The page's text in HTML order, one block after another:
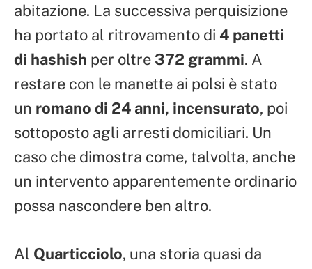
abitazione. La successiva perquisizione
ha portato al ritrovamento di 4 panetti
di hashish per oltre 372 grammi. A
restare con le manette ai polsi è stato
un romano di 24 anni, incensurato, poi
sottoposto agli arresti domiciliari. Un
caso che dimostra come, talvolta, anche
un intervento apparentemente ordinario
possa nascondere ben altro.
Al Quarticciolo, una storia quasi da